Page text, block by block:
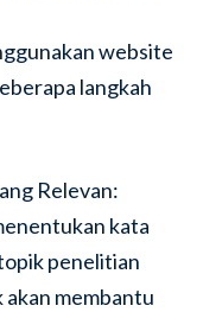
website
langkah
Relevan:
kata
penelitian
akan membantu